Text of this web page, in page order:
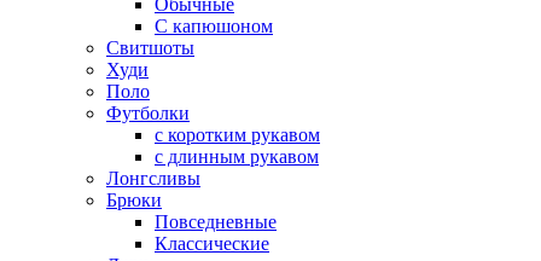
С капюшоном
Свитшоты
Худи
Поло
Футболки
с коротким рукавом
с длинным рукавом
Лонгсливы
Брюки
Повседневные
Классические